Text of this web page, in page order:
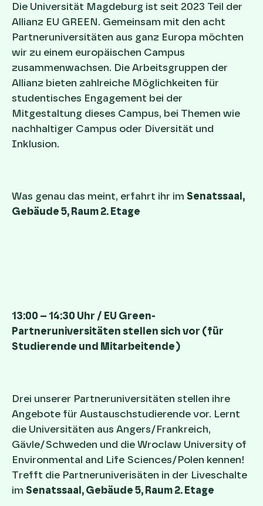
Die Universität Magdeburg ist seit 2023 Teil der
Allianz EU GREEN. Gemeinsam mit den acht
Partneruniversitäten aus ganz Europa möchten
wir zu einem europäischen Campus
zusammenwachsen. Die Arbeitsgruppen der
Allianz bieten zahlreiche Möglichkeiten für
studentisches Engagement bei der
Mitgestaltung dieses Campus, bei Themen wie
nachhaltiger Campus oder Diversität und
Inklusion.
Was genau das meint, erfahrt ihr im Senatssaal,
Gebäude 5, Raum 2. Etage
13:00 – 14:30 Uhr / EU Green-
Partneruniversitäten stellen sich vor (für
Studierende und Mitarbeitende)
Drei unserer Partneruniversitäten stellen ihre
Angebote für Austauschstudierende vor. Lernt
die Universitäten aus Angers/Frankreich,
Gävle/Schweden und die Wroclaw University of
Environmental and Life Sciences/Polen kennen!
Trefft die Partneruniverisäten in der Liveschalte
im Senatssaal, Gebäude 5, Raum 2. Etage